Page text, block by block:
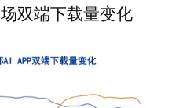
双端下载量变化